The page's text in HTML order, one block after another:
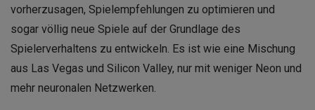
vorherzusagen, Spielempfehlungen zu optimieren und
sogar völlig neue Spiele auf der Grundlage des
Spielerverhaltens zu entwickeln. Es ist wie eine Mischung
aus Las Vegas und Silicon Valley, nur mit weniger Neon und
mehr neuronalen Netzwerken.